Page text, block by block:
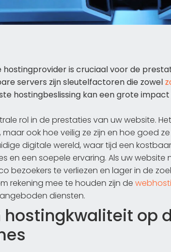
hostingprovider is cruciaal voor de
servers zijn sleutelfactoren die zowel
hostingbeslissing kan een grote
rol in de prestaties van uw website.
ook hoe veilig ze zijn en hoe goed
digitale wereld, waar tijd een
en een soepele ervaring. Als uw
bezoekers te verliezen en lager in de
rekening mee te houden zijn de
diensten.
hostingkwaliteit op